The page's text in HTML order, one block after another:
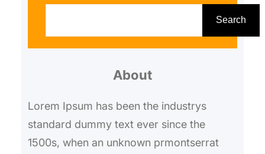
Search
About
Lorem Ipsum has been the industrys
standard dummy text ever since the
1500s, when an unknown prmontserrat